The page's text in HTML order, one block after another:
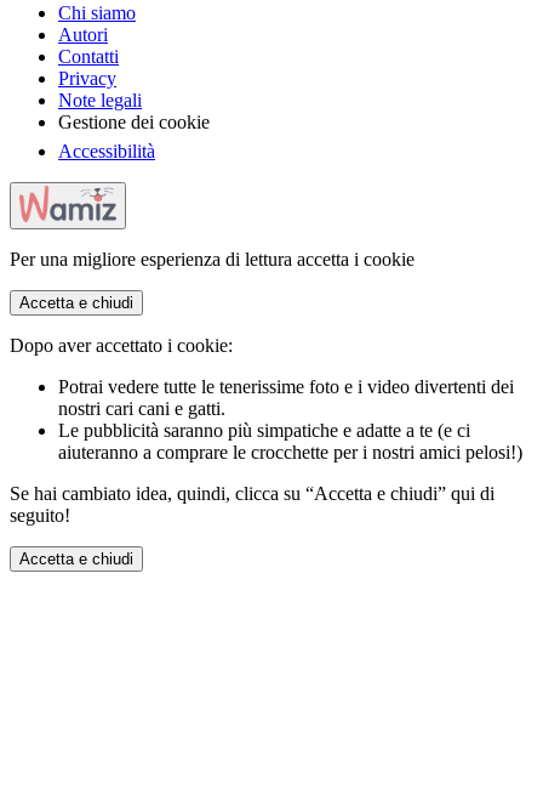
Chi siamo
Autori
Contatti
Privacy
Note legali
Gestione dei cookie
Accessibilità
Per una migliore esperienza di lettura accetta i cookie
Accetta e chiudi
Dopo aver accettato i cookie:
Potrai vedere tutte le tenerissime foto e i video divertenti dei
nostri cari cani e gatti.
Le pubblicità saranno più simpatiche e adatte a te (e ci
aiuteranno a comprare le crocchette per i nostri amici pelosi!)
Se hai cambiato idea, quindi, clicca su “Accetta e chiudi” qui di
seguito!
Accetta e chiudi